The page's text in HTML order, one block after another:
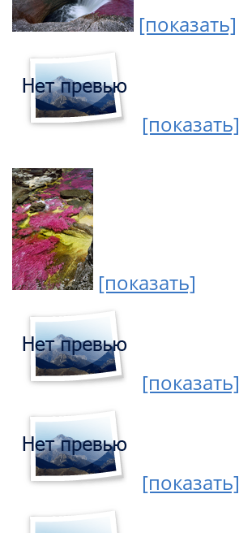
[показать]
[показать]
[показать]
[показать]
[показать]